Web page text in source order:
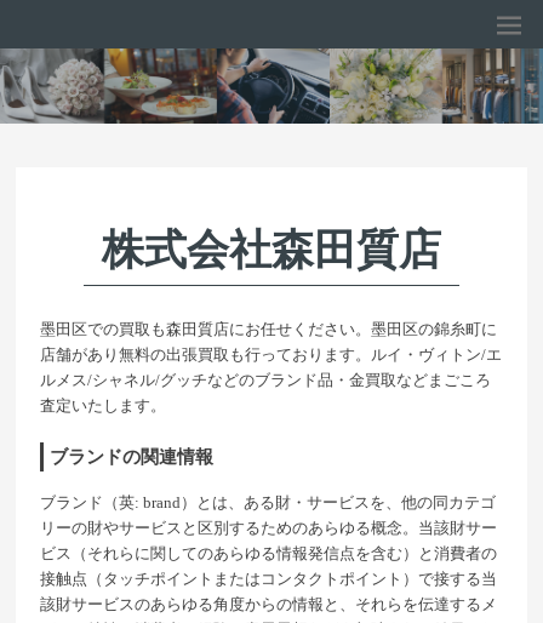
株式会社森田質店
墨田区での買取も森田質店にお任せください。墨田区の錦糸町に
店舗があり無料の出張買取も行っております。ルイ・ヴィトン/エ
ルメス/シャネル/グッチなどのブランド品・金買取などまごころ
査定いたします。
ブランドの関連情報
ブランド（英: brand）とは、ある財・サービスを、他の同カテゴ
リーの財やサービスと区別するためのあらゆる概念。当該財サー
ビス（それらに関してのあらゆる情報発信点を含む）と消費者の
接触点（タッチポイントまたはコンタクトポイント）で接する当
該財サービスのあらゆる角度からの情報と、それらを伝達するメ